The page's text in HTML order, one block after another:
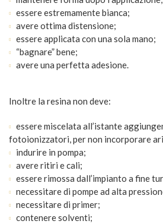
essere estremamente bianca;
avere ottima distensione;
essere applicata con una sola mano;
“bagnare” bene;
avere una perfetta adesione.
Inoltre la resina non deve:
essere miscelata all’istante
fotoionizzatori, per non incorporare
indurire in pompa;
avere ritiri e cali;
essere rimossa dall’impianto a fine
necessitare di pompe ad alta
necessitare di primer;
contenere solventi;